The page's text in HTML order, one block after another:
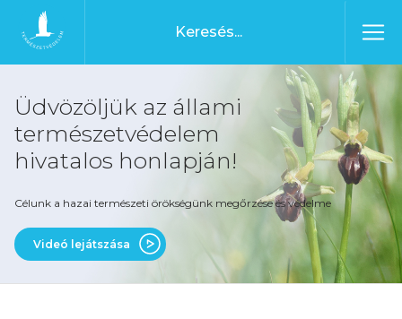
Ugrás a tartalomhoz
Főoldal
Üdvözöljük az állami
természetvédelem
hivatalos honlapján!
Célunk a hazai természeti örökségünk megőrzése és védelme
Videó lejátszása